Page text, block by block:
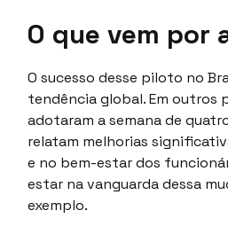
O que vem por
O sucesso desse piloto no
tendência global. Em outros
adotaram a semana de
relatam melhorias
e no bem-estar dos
estar na vanguarda dessa
exemplo.